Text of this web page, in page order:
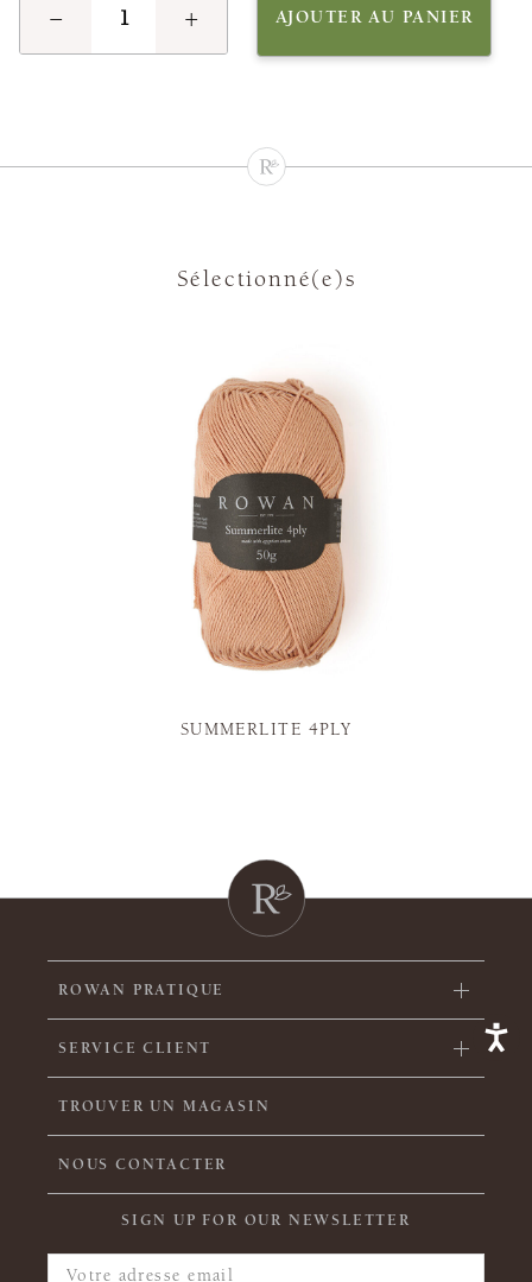
− + AJOUTER AU PANIER
Sélectionné(e)s
SUMMERLITE 4PLY
ROWAN PRATIQUE
SERVICE CLIENT
TROUVER UN MAGASIN
NOUS CONTACTER
SIGN UP FOR OUR NEWSLETTER